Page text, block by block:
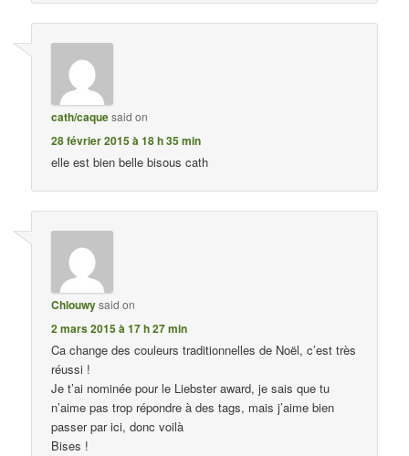
cath/caquesaid on
28 février 2015 à 18 h 35 min
elle est bien belle bisous cath
Chlouwysaid on
2 mars 2015 à 17 h 27 min
Ca change des couleurs traditionnelles de Noël, c’est très
réussi !
Je t’ai nominée pour le Liebster award, je sais que tu
n’aime pas trop répondre à des tags, mais j’aime bien
passer par ici, donc voilà
Bises !